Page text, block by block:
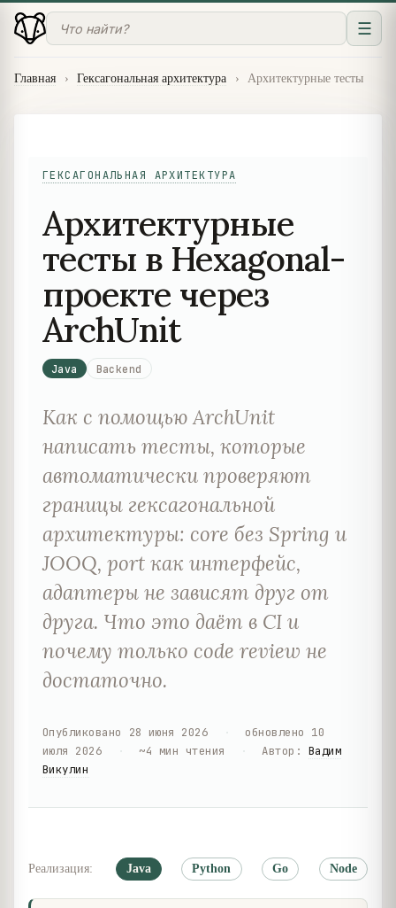
☰
Главная › Гексагональная архитектура › Архитектурные тесты
ГЕКСАГОНАЛЬНАЯ АРХИТЕКТУРА
Архитектурные
тесты в Hexagonal-
проекте через
ArchUnit
Java Backend
Как с помощью ArchUnit
написать тесты, которые
автоматически проверяют
границы гексагональной
архитектуры: core без Spring и
JOOQ, port как интерфейс,
адаптеры не зависят друг от
друга. Что это даёт в CI и
почему только code review не
достаточно.
Опубликовано 28 июня 2026 обновлено 10
июля 2026
~4 мин чтения Автор : Вадим
Викулин
Реализация: Java Python Go Node